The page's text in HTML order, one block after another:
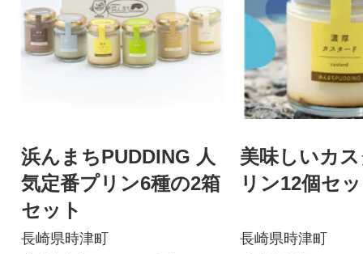
浜んまちPUDDING 人
気定番プリン6種の2箱
セット
長崎県時津町
美味しいカ
リン12個セ
長崎県時津町